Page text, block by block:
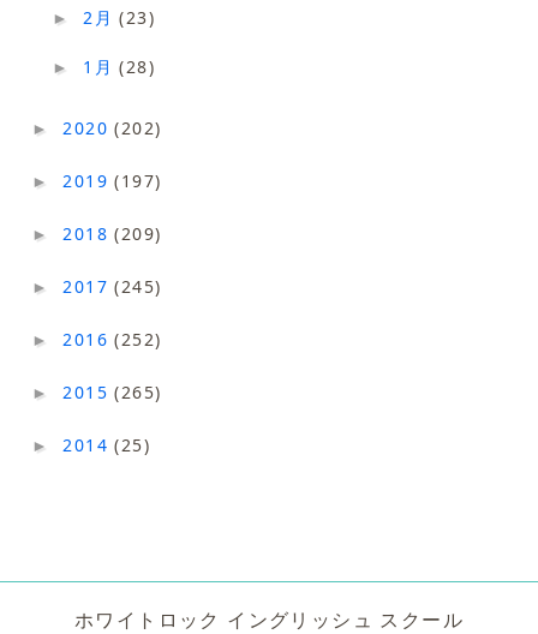
► 2月(23)
► 1月(28)
► 2020(202)
► 2019(197)
► 2018(209)
► 2017(245)
► 2016(252)
► 2015(265)
► 2014(25)
ホワイトロック イングリッシュ スクール